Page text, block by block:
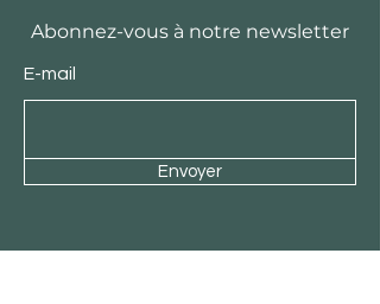
Abonnez-vous à notre newsletter
E-mail
Envoyer